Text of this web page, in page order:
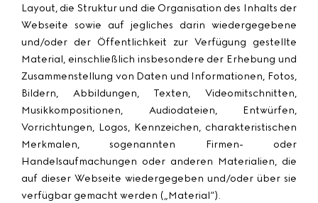
Layout, die Struktur und die Organisation des Inhalts der
Webseite sowie auf jegliches darin wiedergegebene
und/oder der Öffentlichkeit zur Verfügung gestellte
Material, einschließlich insbesondere der Erhebung und
Zusammenstellung von Daten und Informationen, Fotos,
Bildern, Abbildungen, Texten, Videomitschnitten,
Musikkompositionen, Audiodateien, Entwürfen,
Vorrichtungen, Logos, Kennzeichen, charakteristischen
Merkmalen, sogenannten Firmen- oder
Handelsaufmachungen oder anderen Materialien, die
auf dieser Webseite wiedergegeben und/oder über sie
verfügbar gemacht werden („Material“).